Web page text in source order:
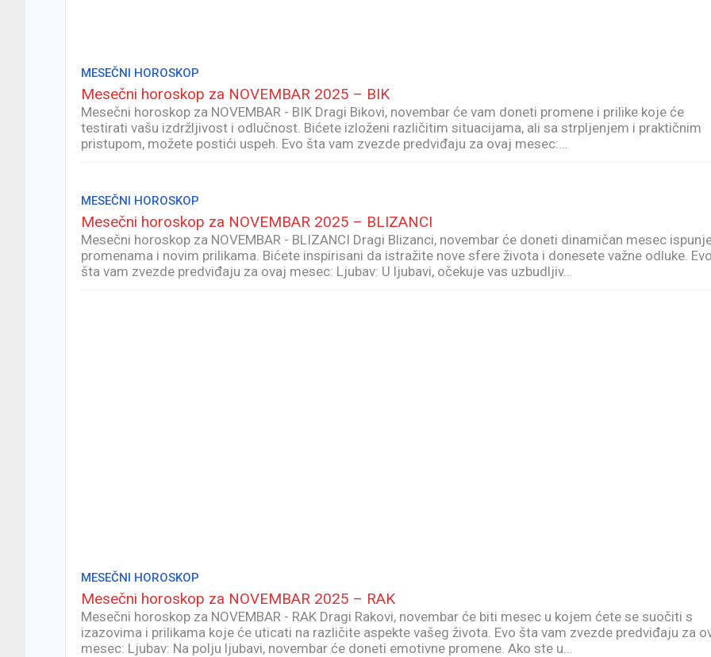
MESEČNI HOROSKOP
Mesečni horoskop za NOVEMBAR 2025 – BIK
Mesečni horoskop za NOVEMBAR - BIK Dragi Bikovi, novembar će vam doneti promene i prilike koje će
testirati vašu izdržljivost i odlučnost. Bićete izloženi različitim situacijama, ali sa strpljenjem i praktičnim
pristupom, možete postići uspeh. Evo šta vam zvezde predviđaju za ovaj mesec:…
MESEČNI HOROSKOP
Mesečni horoskop za NOVEMBAR 2025 – BLIZANCI
Mesečni horoskop za NOVEMBAR - BLIZANCI Dragi Blizanci, novembar će doneti dinamičan mesec
promenama i novim prilikama. Bićete inspirisani da istražite nove sfere života i donesete važne odluke.
šta vam zvezde predviđaju za ovaj mesec: Ljubav: U ljubavi, očekuje vas uzbudljiv…
MESEČNI HOROSKOP
Mesečni horoskop za NOVEMBAR 2025 – RAK
Mesečni horoskop za NOVEMBAR - RAK Dragi Rakovi, novembar će biti mesec u kojem ćete se suočiti s
izazovima i prilikama koje će uticati na različite aspekte vašeg života. Evo šta vam zvezde predviđaju za
mesec: Ljubav: Na polju ljubavi, novembar će doneti emotivne promene. Ako ste u…